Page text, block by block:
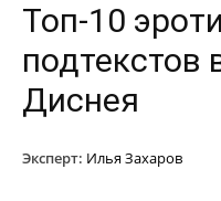
Топ-10
подтекстов
Диснея
Эксперт: Илья Захаров